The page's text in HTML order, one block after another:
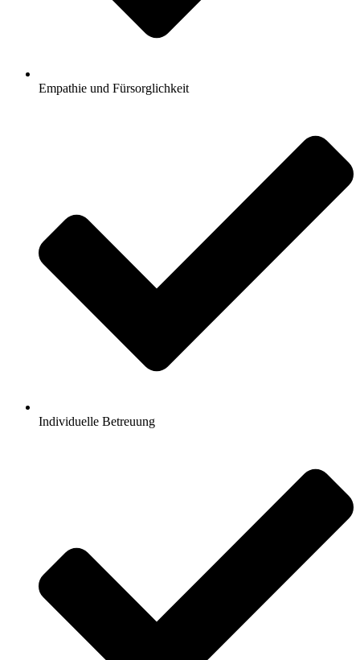
Empathie und Fürsorglichkeit
Individuelle Betreuung